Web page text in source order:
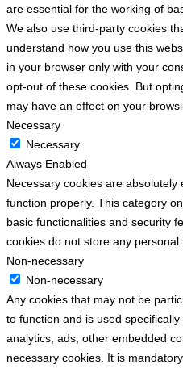
are essential for the working of
We also use third-party cookies
understand how you use this
in your browser only with your
opt-out of these cookies. But
may have an effect on your
Necessary
Necessary
Always Enabled
Necessary cookies are
function properly. This category
basic functionalities and security
cookies do not store any personal
Non-necessary
Non-necessary
Any cookies that may not be
to function and is used
analytics, ads, other embedded
necessary cookies. It is